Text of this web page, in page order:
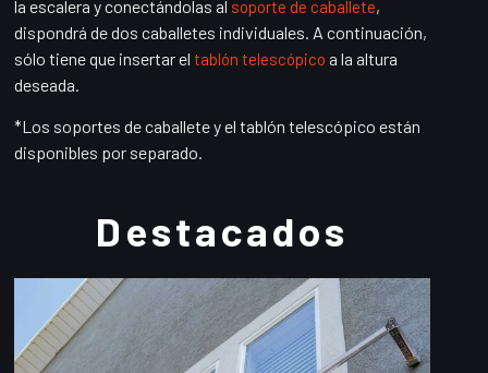
la escalera y conectándolas al soporte de caballete,
dispondrá de dos caballetes individuales. A continuación,
sólo tiene que insertar eltablón telescópico a la altura
deseada.
*Los soportes de caballete y el tablón telescópico están
disponibles por separado.
Destacados